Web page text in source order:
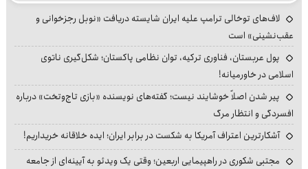
لاف‌های توخالی ترامپ علیه ایران شایسته دریافت «نوبل رجزخوانی و
عقب‌نشینی» است
پول عربستان، فناوری ترکیه، توان نظامی پاکستان؛ شکل‌گیری ناتوی
اسلامی در خاورمیانه!
پیر شدن اصلاً خوشایند نیست؛ گفته‌های نویسنده «بازی تاج‌وتخت» درباره
افسردگی و انتظار مرگ
آشکارترین اعتراف آمریکا به شکست در برابر ایران؛ ایده خلاقانه خریداریم!
مجتبی شکوری در راهپیمایی اربعین؛ وقتی یک ویدئو به آیینه‌ای از جامعه